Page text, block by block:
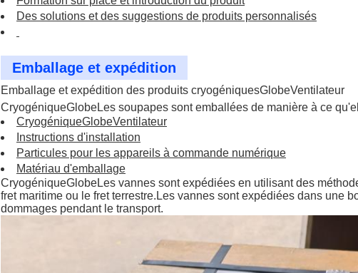
Des solutions et des suggestions de produits personnalisés
Emballage et expédition
Emballage et expédition des produits cryogéniquesGlobeVentilateur
CryogéniqueGlobeLes soupapes sont emballées de manière à ce
CryogéniqueGlobeVentilateur
Instructions d'installation
Particules pour les appareils à commande numérique
Matériau d'emballage
CryogéniqueGlobeLes vannes sont expédiées en utilisant des
fret maritime ou le fret terrestre.Les vannes sont expédiées dans une
dommages pendant le transport.